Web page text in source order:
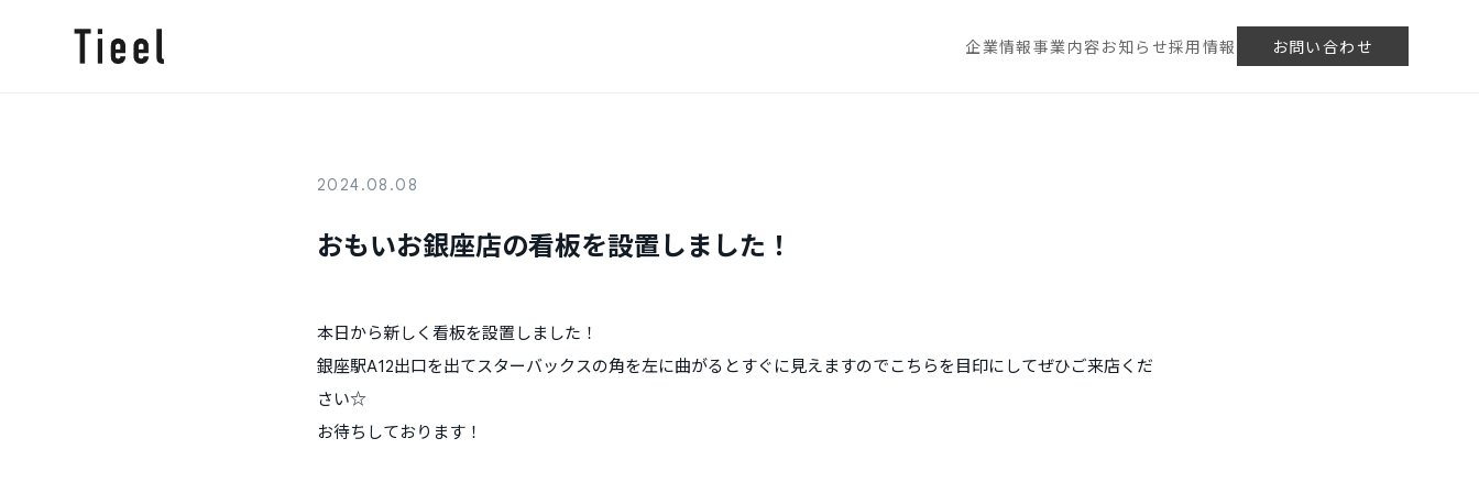
企業情報事業内容お知らせ採用情報 お問い合わせ
2024.08.08
おもいお銀座店の看板を設置しました！
本日から新しく看板を設置しました！
銀座駅A12出口を出てスターバックスの角を左に曲がるとすぐに見えますのでこちらを目印にしてぜひご来店くだ
さい☆
お待ちしております！